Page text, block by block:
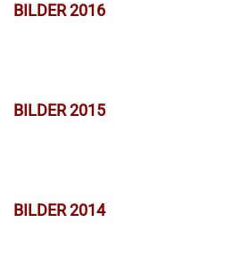
BILDER 2016
BILDER 2015
BILDER 2014